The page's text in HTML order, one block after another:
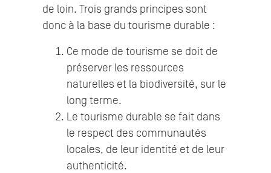
de loin. Trois grands principes sont
donc à la base du tourisme durable :
Ce mode de tourisme se doit de
préserver les ressources
naturelles et la biodiversité, sur le
long terme.
Le tourisme durable se fait dans
le respect des communautés
locales, de leur identité et de leur
authenticité.